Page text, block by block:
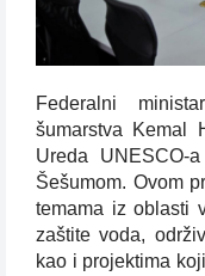
Federalni
šumarstva Kemal
Ureda
Šešumom. Ovom
temama iz oblasti
zaštite voda,
kao i projektima